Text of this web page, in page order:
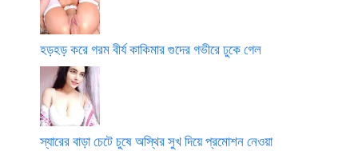
হড়হড় করে গরম বীর্য কাকিমার গুদের গভীরে ঢুকে গেল
স্যারের বাড়া চেটে চুষে অস্থির সুখ দিয়ে প্রমোশন নেওয়া